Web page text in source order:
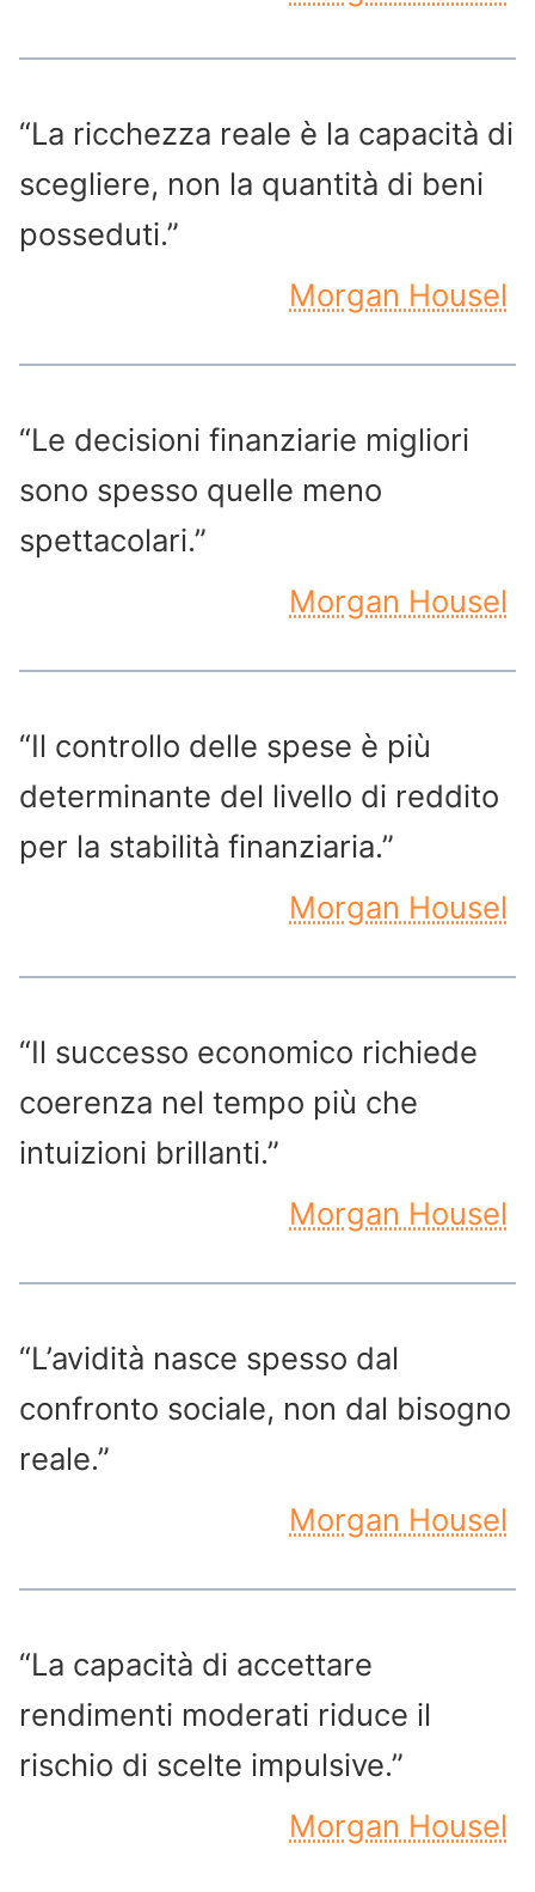
“La ricchezza reale è la capacità di
scegliere, non la quantità di beni
posseduti.”
Morgan Housel
“Le decisioni finanziarie migliori
sono spesso quelle meno
spettacolari.”
Morgan Housel
“Il controllo delle spese è più
determinante del livello di reddito
per la stabilità finanziaria.”
Morgan Housel
“Il successo economico richiede
coerenza nel tempo più che
intuizioni brillanti.”
Morgan Housel
“L’avidità nasce spesso dal
confronto sociale, non dal bisogno
reale.”
Morgan Housel
“La capacità di accettare
rendimenti moderati riduce il
rischio di scelte impulsive.”
Morgan Housel